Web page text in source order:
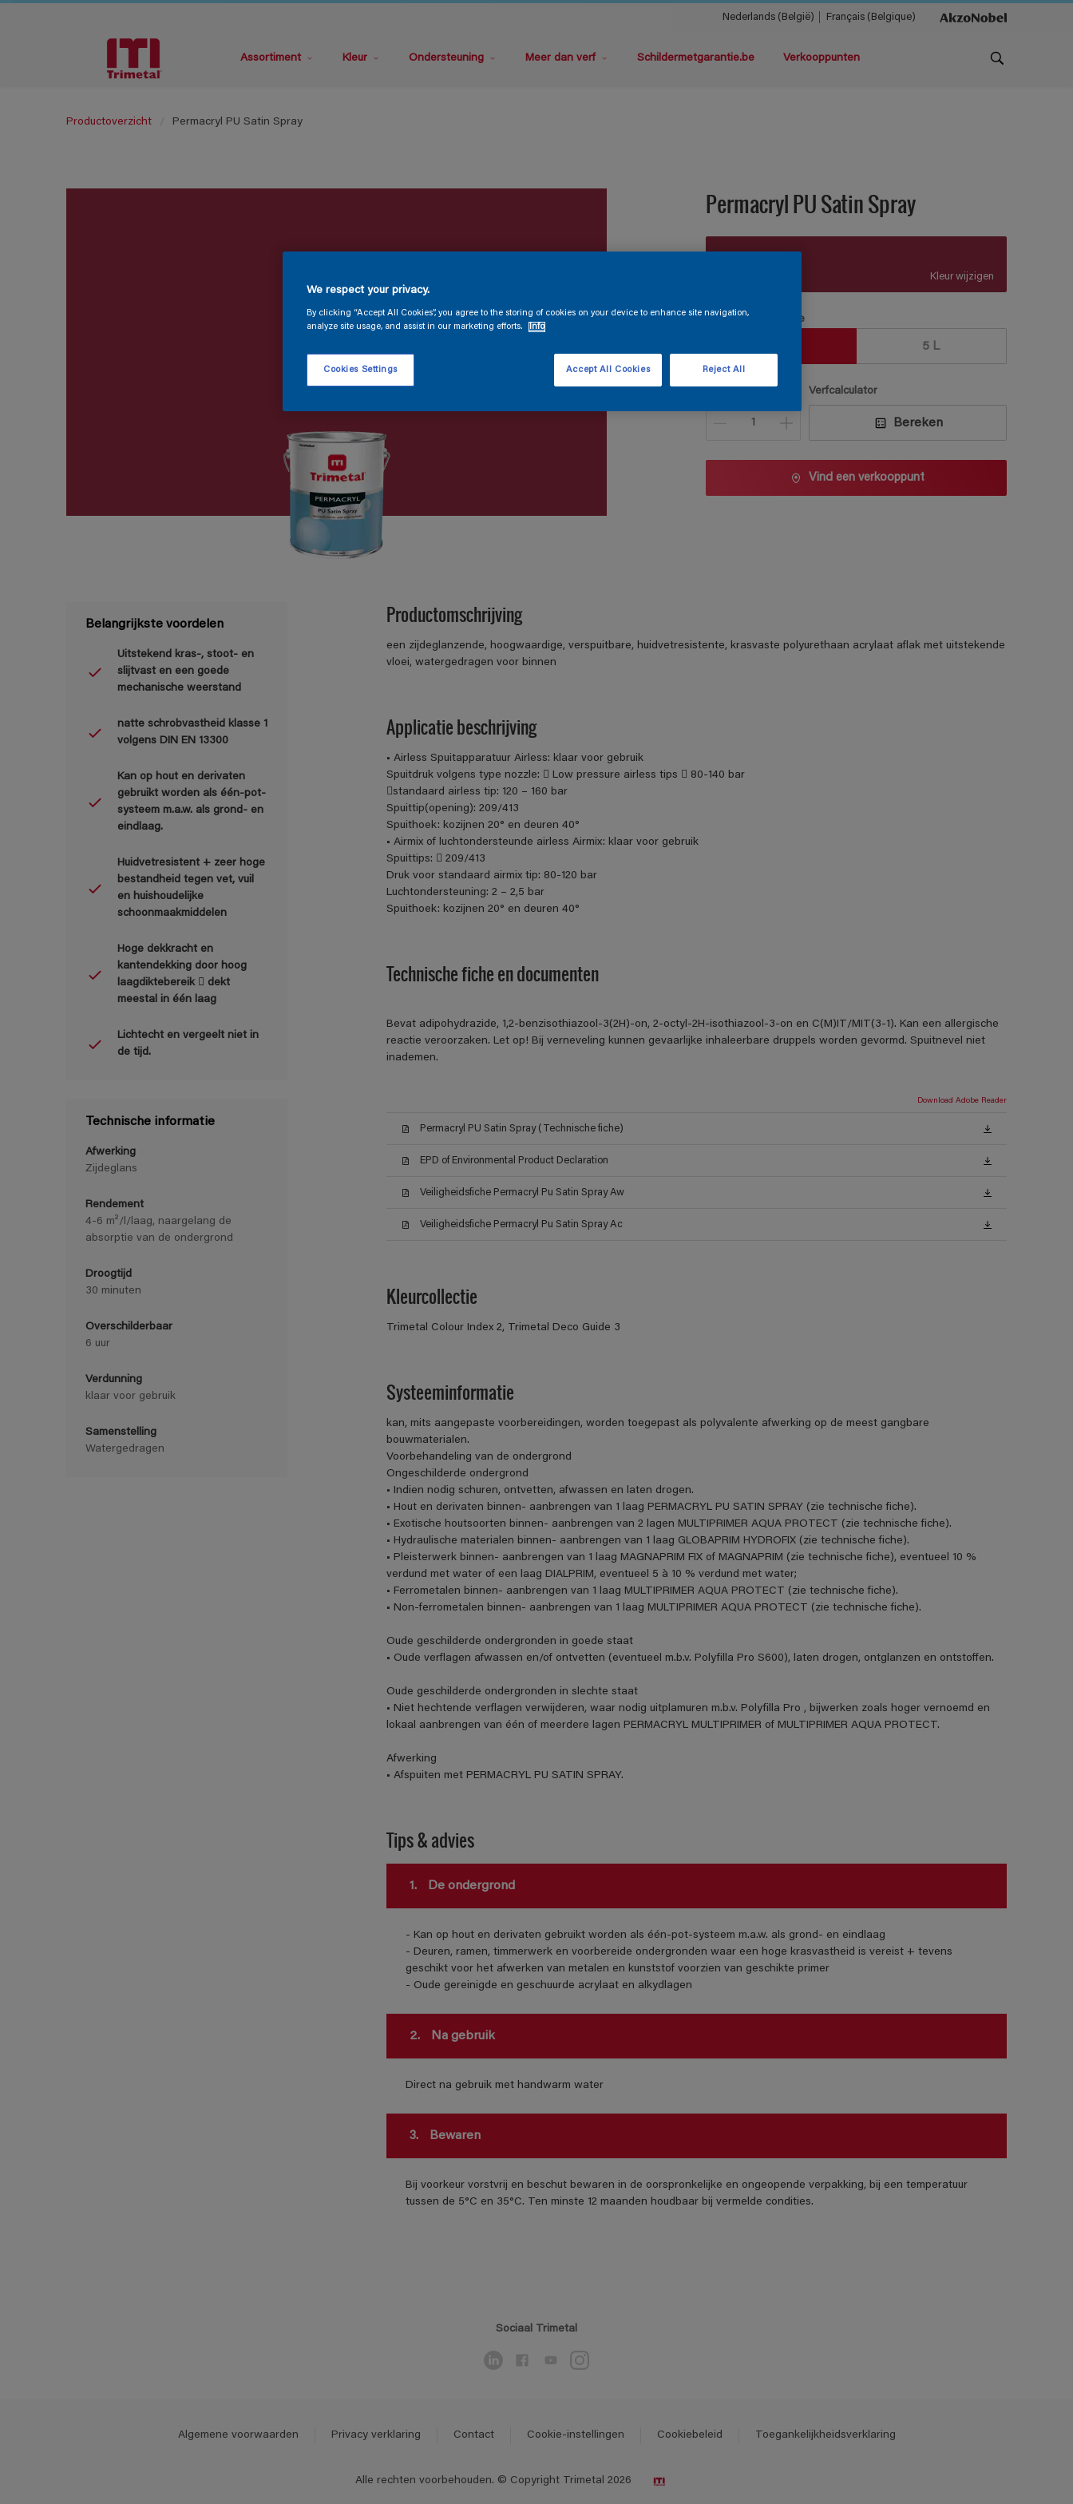
Nederlands (België) Français (Belgique)
Assortiment Kleur Ondersteuning Meer dan verf Schildermetgarantie.be Verkooppunten
Productoverzicht Permacryl PU Satin Spray
Permacryl PU Satin Spray
Kleur wijzigen
Verpakkingsgrootte
5 L
Verfcalculator
Bereken
Vind een verkooppunt
Belangrijkste voordelen
Uitstekend kras-, stoot- en
slijtvast en een goede
mechanische weerstand
natte schrobvastheid klasse 1
volgens DIN EN 13300
Kan op hout en derivaten
gebruikt worden als één-pot-
systeem m.a.w. als grond- en
eindlaag.
Huidvetresistent + zeer hoge
bestandheid tegen vet, vuil
en huishoudelijke
schoonmaakmiddelen
Hoge dekkracht en
kantendekking door hoog
laagdiktebereik  dekt
meestal in één laag
Lichtecht en vergeelt niet in
de tijd.
Technische informatie
Afwerking
Zijdeglans
Rendement
4-6 m²/l/laag, naargelang de
absorptie van de ondergrond
Droogtijd
30 minuten
Overschilderbaar
6 uur
Verdunning
klaar voor gebruik
Samenstelling
Watergedragen
Productomschrijving
een zijdeglanzende, hoogwaardige, verspuitbare, huidvetresistente, krasvaste polyurethaan acrylaat aflak met uitstekende
vloei, watergedragen voor binnen
Applicatie beschrijving
• Airless Spuitapparatuur Airless: klaar voor gebruik
Spuitdruk volgens type nozzle:  Low pressure airless tips  80-140 bar
standaard airless tip: 120 – 160 bar
Spuittip(opening): 209/413
Spuithoek: kozijnen 20° en deuren 40°
• Airmix of luchtondersteunde airless Airmix: klaar voor gebruik
Spuittips:  209/413
Druk voor standaard airmix tip: 80-120 bar
Luchtondersteuning: 2 – 2,5 bar
Spuithoek: kozijnen 20° en deuren 40°
Technische fiche en documenten
Bevat adipohydrazide, 1,2-benzisothiazool-3(2H)-on, 2-octyl-2H-isothiazool-3-on en C(M)IT/MIT(3-1). Kan een allergische
reactie veroorzaken. Let op! Bij verneveling kunnen gevaarlijke inhaleerbare druppels worden gevormd. Spuitnevel niet
inademen.
Download Adobe Reader
Permacryl PU Satin Spray (Technische fiche)
EPD of Environmental Product Declaration
Veiligheidsfiche Permacryl Pu Satin Spray Aw
Veiligheidsfiche Permacryl Pu Satin Spray Ac
Kleurcollectie
Trimetal Colour Index 2, Trimetal Deco Guide 3
Systeeminformatie
kan, mits aangepaste voorbereidingen, worden toegepast als polyvalente afwerking op de meest gangbare
bouwmaterialen.
Voorbehandeling van de ondergrond
Ongeschilderde ondergrond
• Indien nodig schuren, ontvetten, afwassen en laten drogen.
• Hout en derivaten binnen- aanbrengen van 1 laag PERMACRYL PU SATIN SPRAY (zie technische fiche).
• Exotische houtsoorten binnen- aanbrengen van 2 lagen MULTIPRIMER AQUA PROTECT (zie technische fiche).
• Hydraulische materialen binnen- aanbrengen van 1 laag GLOBAPRIM HYDROFIX (zie technische fiche).
• Pleisterwerk binnen- aanbrengen van 1 laag MAGNAPRIM FIX of MAGNAPRIM (zie technische fiche), eventueel 10 %
verdund met water of een laag DIALPRIM, eventueel 5 à 10 % verdund met water;
• Ferrometalen binnen- aanbrengen van 1 laag MULTIPRIMER AQUA PROTECT (zie technische fiche).
• Non-ferrometalen binnen- aanbrengen van 1 laag MULTIPRIMER AQUA PROTECT (zie technische fiche).
Oude geschilderde ondergronden in goede staat
• Oude verflagen afwassen en/of ontvetten (eventueel m.b.v. Polyfilla Pro S600), laten drogen, ontglanzen en ontstoffen.
Oude geschilderde ondergronden in slechte staat
• Niet hechtende verflagen verwijderen, waar nodig uitplamuren m.b.v. Polyfilla Pro , bijwerken zoals hoger vernoemd en
lokaal aanbrengen van één of meerdere lagen PERMACRYL MULTIPRIMER of MULTIPRIMER AQUA PROTECT.
Afwerking
• Afspuiten met PERMACRYL PU SATIN SPRAY.
Tips & advies
1. De ondergrond
- Kan op hout en derivaten gebruikt worden als één-pot-systeem m.a.w. als grond- en eindlaag
- Deuren, ramen, timmerwerk en voorbereide ondergronden waar een hoge krasvastheid is vereist + tevens
geschikt voor het afwerken van metalen en kunststof voorzien van geschikte primer
- Oude gereinigde en geschuurde acrylaat en alkydlagen
2. Na gebruik
Direct na gebruik met handwarm water
3. Bewaren
Bij voorkeur vorstvrij en beschut bewaren in de oorspronkelijke en ongeopende verpakking, bij een temperatuur
tussen de 5°C en 35°C. Ten minste 12 maanden houdbaar bij vermelde condities.
Sociaal Trimetal
Algemene voorwaarden Privacy verklaring Contact Cookie-instellingen Cookiebeleid Toegankelijkheidsverklaring
Alle rechten voorbehouden. © Copyright Trimetal 2026
We respect your privacy.
By clicking “Accept All Cookies”, you agree to the storing of cookies on your device to enhance site navigation,
analyze site usage, and assist in our marketing efforts.
Info
Cookies Settings Reject All
Accept All Cookies